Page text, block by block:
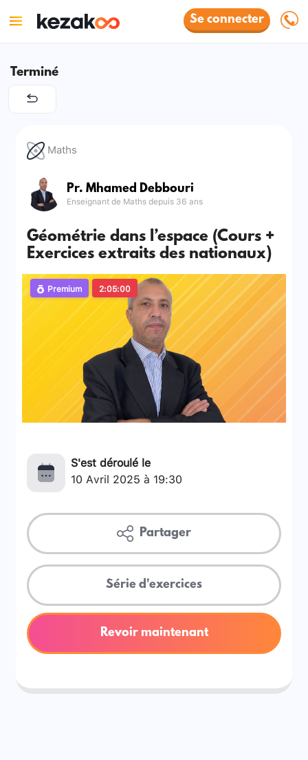
Se connecter
Terminé
Maths
Pr. Mhamed Debbouri
Enseignant de Maths depuis 36 ans
Géométrie dans l’espace (Cours +
Exercices extraits des nationaux)
Premium 2:05:00
S'est déroulé le
10 Avril 2025 à 19:30
Partager
Série d'exercices
Revoir maintenant